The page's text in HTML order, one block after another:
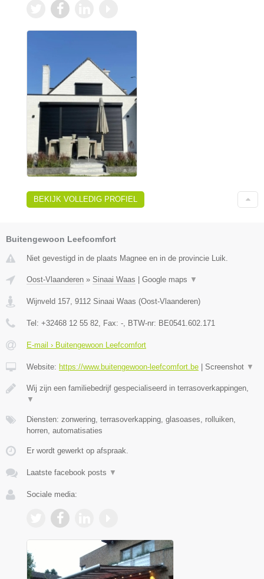
BEKIJK VOLLEDIG PROFIEL
Buitengewoon Leefcomfort
Niet gevestigd in de plaats Magnee en in de provincie Luik.
Oost-Vlaanderen » Sinaai Waas Google maps ▼
Wijnveld 157 9112 Sinaai Waas (Oost-Vlaanderen)
Tel: +32468 12 55 82 , Fax: - , BTW-nr: BE0541.602.171
E-mail › Buitengewoon Leefcomfort
Website: https://www.buitengewoon-leefcomfort.be Screenshot ▼
Wij zijn een familiebedrijf gespecialiseerd in terrasoverkappingen,
▼
Diensten: zonwering, terrasoverkapping, glasoases, rolluiken,
horren, automatisaties
Er wordt gewerkt op afspraak.
Laatste facebook posts ▼
Sociale media: